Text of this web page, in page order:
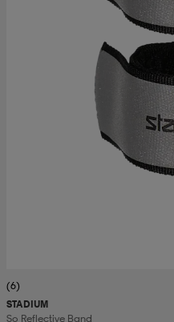
(6)
STADIUM
So Reflective Band